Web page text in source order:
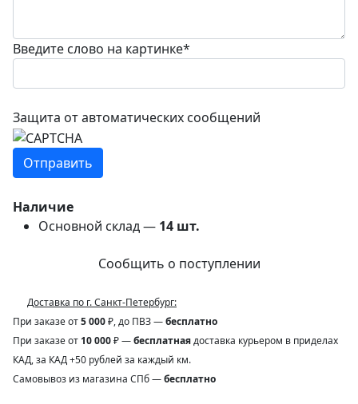
Введите слово на картинке*
Защита от автоматических сообщений
Наличие
Основной склад — 14 шт.
Сообщить о поступлении
Доставка по г. Санкт-Петербург:
При заказе от5 000₽, до ПВЗ —бесплатно
При заказе от 10 000₽ —бесплатнаядоставка курьером в приделах
КАД, за КАД +50 рублей за каждый км.
Самовывоз из магазина СПб —бесплатно